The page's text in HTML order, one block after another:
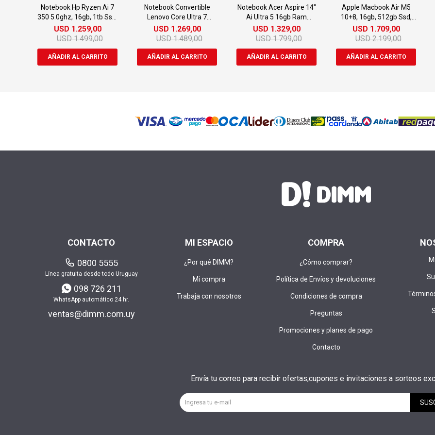
Notebook Hp Ryzen Ai 7
350 5.0ghz, 16gb, 1tb Ssd,
16" Wuxga Touch
USD 1.259,00
USD 1.499,00
Notebook Convertible
Lenovo Core Ultra 7
5.2ghz, 32gb, 1tb Ssd, 16"
Wuxga Touch
USD 1.269,00
USD 1.489,00
Notebook Acer Aspire 14"
Ai Ultra 5 16gb Ram
512gb Ssd
USD 1.329,00
USD 1.799,00
Apple Macbook Air M5
10+8, 16gb, 512gb Ssd,
13.6'' Retina
USD 1.709,00
USD 2.199,00
MI ESPACIO
¿Por qué DIMM?
Mi compra
Trabaja con nosotros
COMPRA
¿Cómo comprar?
Política de Envíos y devoluciones
Condiciones de compra
Preguntas
Promociones y planes de pago
Contacto
CONTACTO
0800 5555
Línea gratuita desde todo Uruguay
098 726 211
WhatsApp automático 24 hr.
ventas@dimm.com.uy
Envía tu correo para recibir ofertas,cupones e invitaciones a sorteos